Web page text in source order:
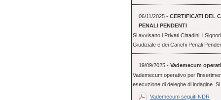
06/11/2025 - CERTIFICATI DEL
PENALI PENDENTI
Si avvisano i Privati Cittadini, i
Giudiziale e dei Carichi Penali
19/09/2025 - Vademecum
Vademecum operativo per
esecuzione di deleghe di indagine.
Vademecum seguiti NDR